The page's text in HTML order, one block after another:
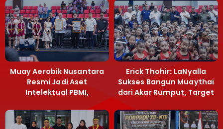
Muay Aerobik Nusantara
Resmi Jadi Aset
Intelektual PBMI,
Terobosan Bangun
Grassroots
Erick Thohir: LaNyalla
Sukses Bangun Muaythai
dari Akar Rumput, Target